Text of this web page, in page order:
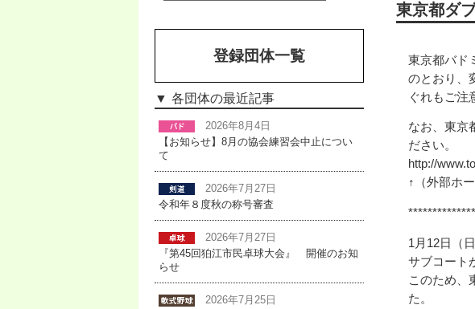
東京都ダ
東京都バド
のとおり、
ぐれもご注
なお、東京
ださい。
http://
↑（外部ホ
1 月12日（
サブコート
このため、
た。
登録団体一覧
各団体の最近記事
2026年8月4日
【お知らせ】8月の協会練習会中止につい
て
2026年7月27日
令和年８度秋の称号審査
2026年7月27日
『第45回狛江市民卓球大会』 開催のお知
らせ
2026年7月25日